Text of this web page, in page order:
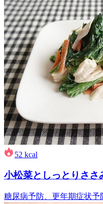
52 kcal
小松菜としっとりささ
糖尿病予防、更年期症状予